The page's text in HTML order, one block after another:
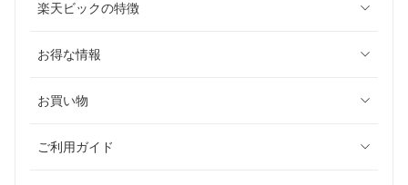
楽天ビックの特徴
お得な情報
お買い物
ご利用ガイド